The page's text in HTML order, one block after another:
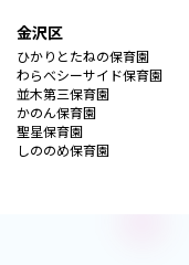
金沢区
ひかりとたねの保育園
わらべシーサイド保育園
並木第三保育園
かのん保育園
聖星保育園
しののめ保育園